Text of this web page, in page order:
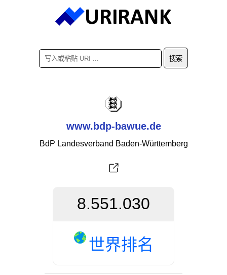
www.bdp-bawue.de
BdP Landesverband Baden-Württemberg
8.551.030
世界排名